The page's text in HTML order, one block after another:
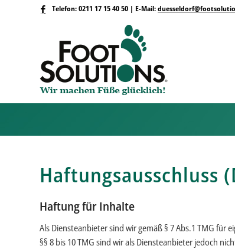
Telefon: 0211 17 15 40 50 | E-Mail:
Haftungsausschluss
Haftung für Inhalte
Als Diensteanbieter sind wir gemäß § 7 Abs.1 TMG für
§§ 8 bis 10 TMG sind wir als Diensteanbieter jedoch